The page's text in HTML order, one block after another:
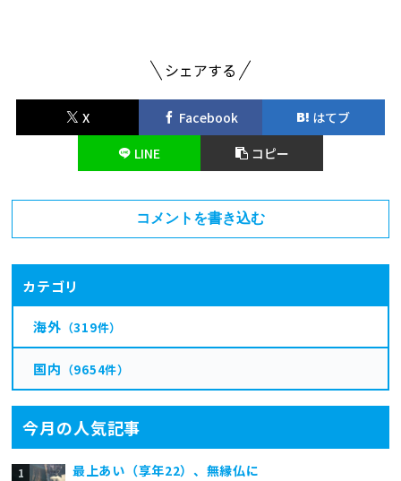
シェアする
X Facebook
はてブ
LINE
コピー
コメントを書き込む
カテゴリ
海外 （319件）
国内 （9654件）
今月の人気記事
最上あい（享年22）、無縁仏に